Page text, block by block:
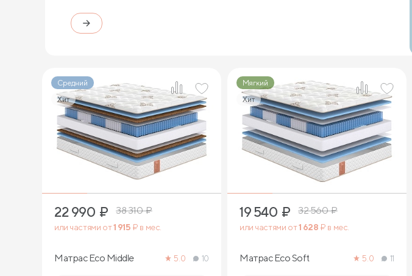
Средний
Хит
1
22 990 ₽ 38 310₽
или частями от1 915 ₽ в мес.
Матрас Eco Middle 5.0 10
Мягкий
Хит
1
19 540 ₽ 32 560₽
или частями от1 628 ₽ в мес.
Матрас Eco Soft 5.0 11